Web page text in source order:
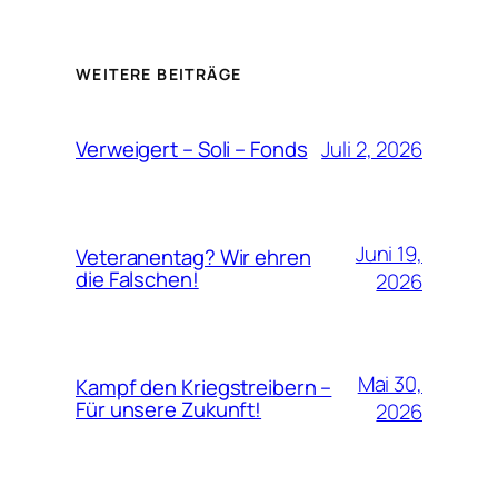
WEITERE BEITRÄGE
Verweigert – Soli – Fonds Juli 2, 2026
Veteranentag? Wir ehren
die Falschen!
Juni 19,
2026
Kampf den Kriegstreibern –
Für unsere Zukunft!
Mai 30,
2026